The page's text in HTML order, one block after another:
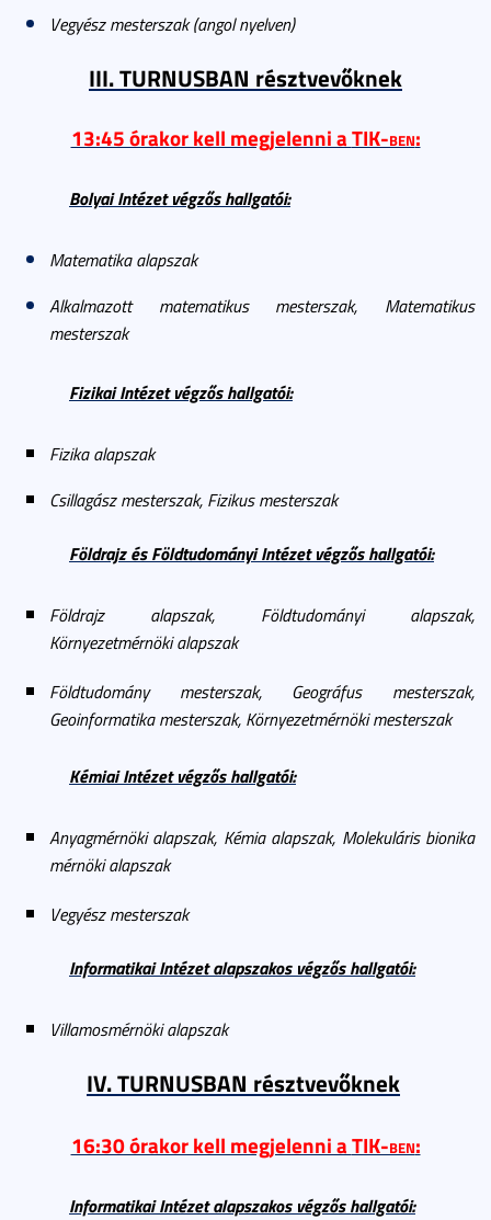
Vegyész mesterszak (angol nyelven)
III. TURNUSBAN résztvevőknek
13:45 órakor kell megjelenni aTIK-ben:
Bolyai Intézet végzős hallgatói:
Matematika alapszak
Alkalmazott matematikus mesterszak, Matematikus
mesterszak
Fizikai Intézet végzős hallgatói:
Fizika alapszak
Csillagász mesterszak, Fizikus mesterszak
Földrajz és Földtudományi Intézet végzős hallgatói:
Földrajz alapszak, Földtudományi alapszak,
Környezetmérnöki alapszak
Földtudomány mesterszak, Geográfus mesterszak,
Geoinformatika mesterszak, Környezetmérnöki mesterszak
Kémiai Intézet végzős hallgatói:
Anyagmérnöki alapszak, Kémia alapszak, Molekuláris bionika
mérnöki alapszak
Vegyész mesterszak
Informatikai Intézet alapszakos végzős hallgatói:
Villamosmérnöki alapszak
IV. TURNUSBAN résztvevőknek
16:30 órakor kell megjelenni aTIK-ben:
Informatikai Intézet alapszakos végzős hallgatói: